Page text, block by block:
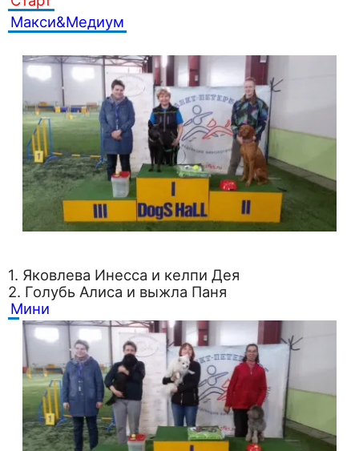
Макси&Медиум
1. Яковлева Инесса и келпи Дея
2. Голубь Алиса и выжла Паня
Мини